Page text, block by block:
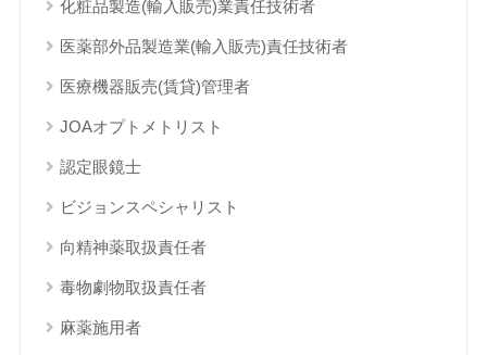
化粧品製造(輸入販売)業責任技術者
医薬部外品製造業(輸入販売)責任技術者
医療機器販売(賃貸)管理者
JOAオプトメトリスト
認定眼鏡士
ビジョンスペシャリスト
向精神薬取扱責任者
毒物劇物取扱責任者
麻薬施用者